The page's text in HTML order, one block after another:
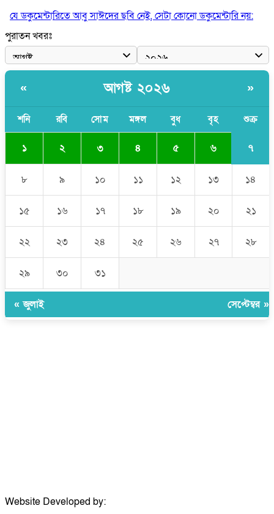
যে ডকুমেন্টারিতে আবু সাঈদের ছবি নেই, সেটা কোনো ডকুমেন্টারি নয়:
ভারপ্রাপ্ত রাষ্ট্রপতি
কুমিল্লায় শরীরের বিভিন্ন ক্ষত নিয়ে বেঁচে আছেন ৫৬৬ জুলাইযোদ্ধা
শেখ হাসিনাকে আর রাখতে চাচ্ছে না ভারত: আসিফ মাহমুদ
পুরাতন খবরঃ
« আগষ্ট ২০২৬ »
শনি রবি সোম মঙ্গল বুধ বৃহ শুক্র
১ ২ ৩ ৪ ৫ ৬ ৭
৮ ৯ ১০ ১১ ১২ ১৩ ১৪
১৫ ১৬ ১৭ ১৮ ১৯ ২০ ২১
২২ ২৩ ২৪ ২৫ ২৬ ২৭ ২৮
২৯ ৩০ ৩১
« জুলাই সেপ্টেম্বর »
Website Developed by: